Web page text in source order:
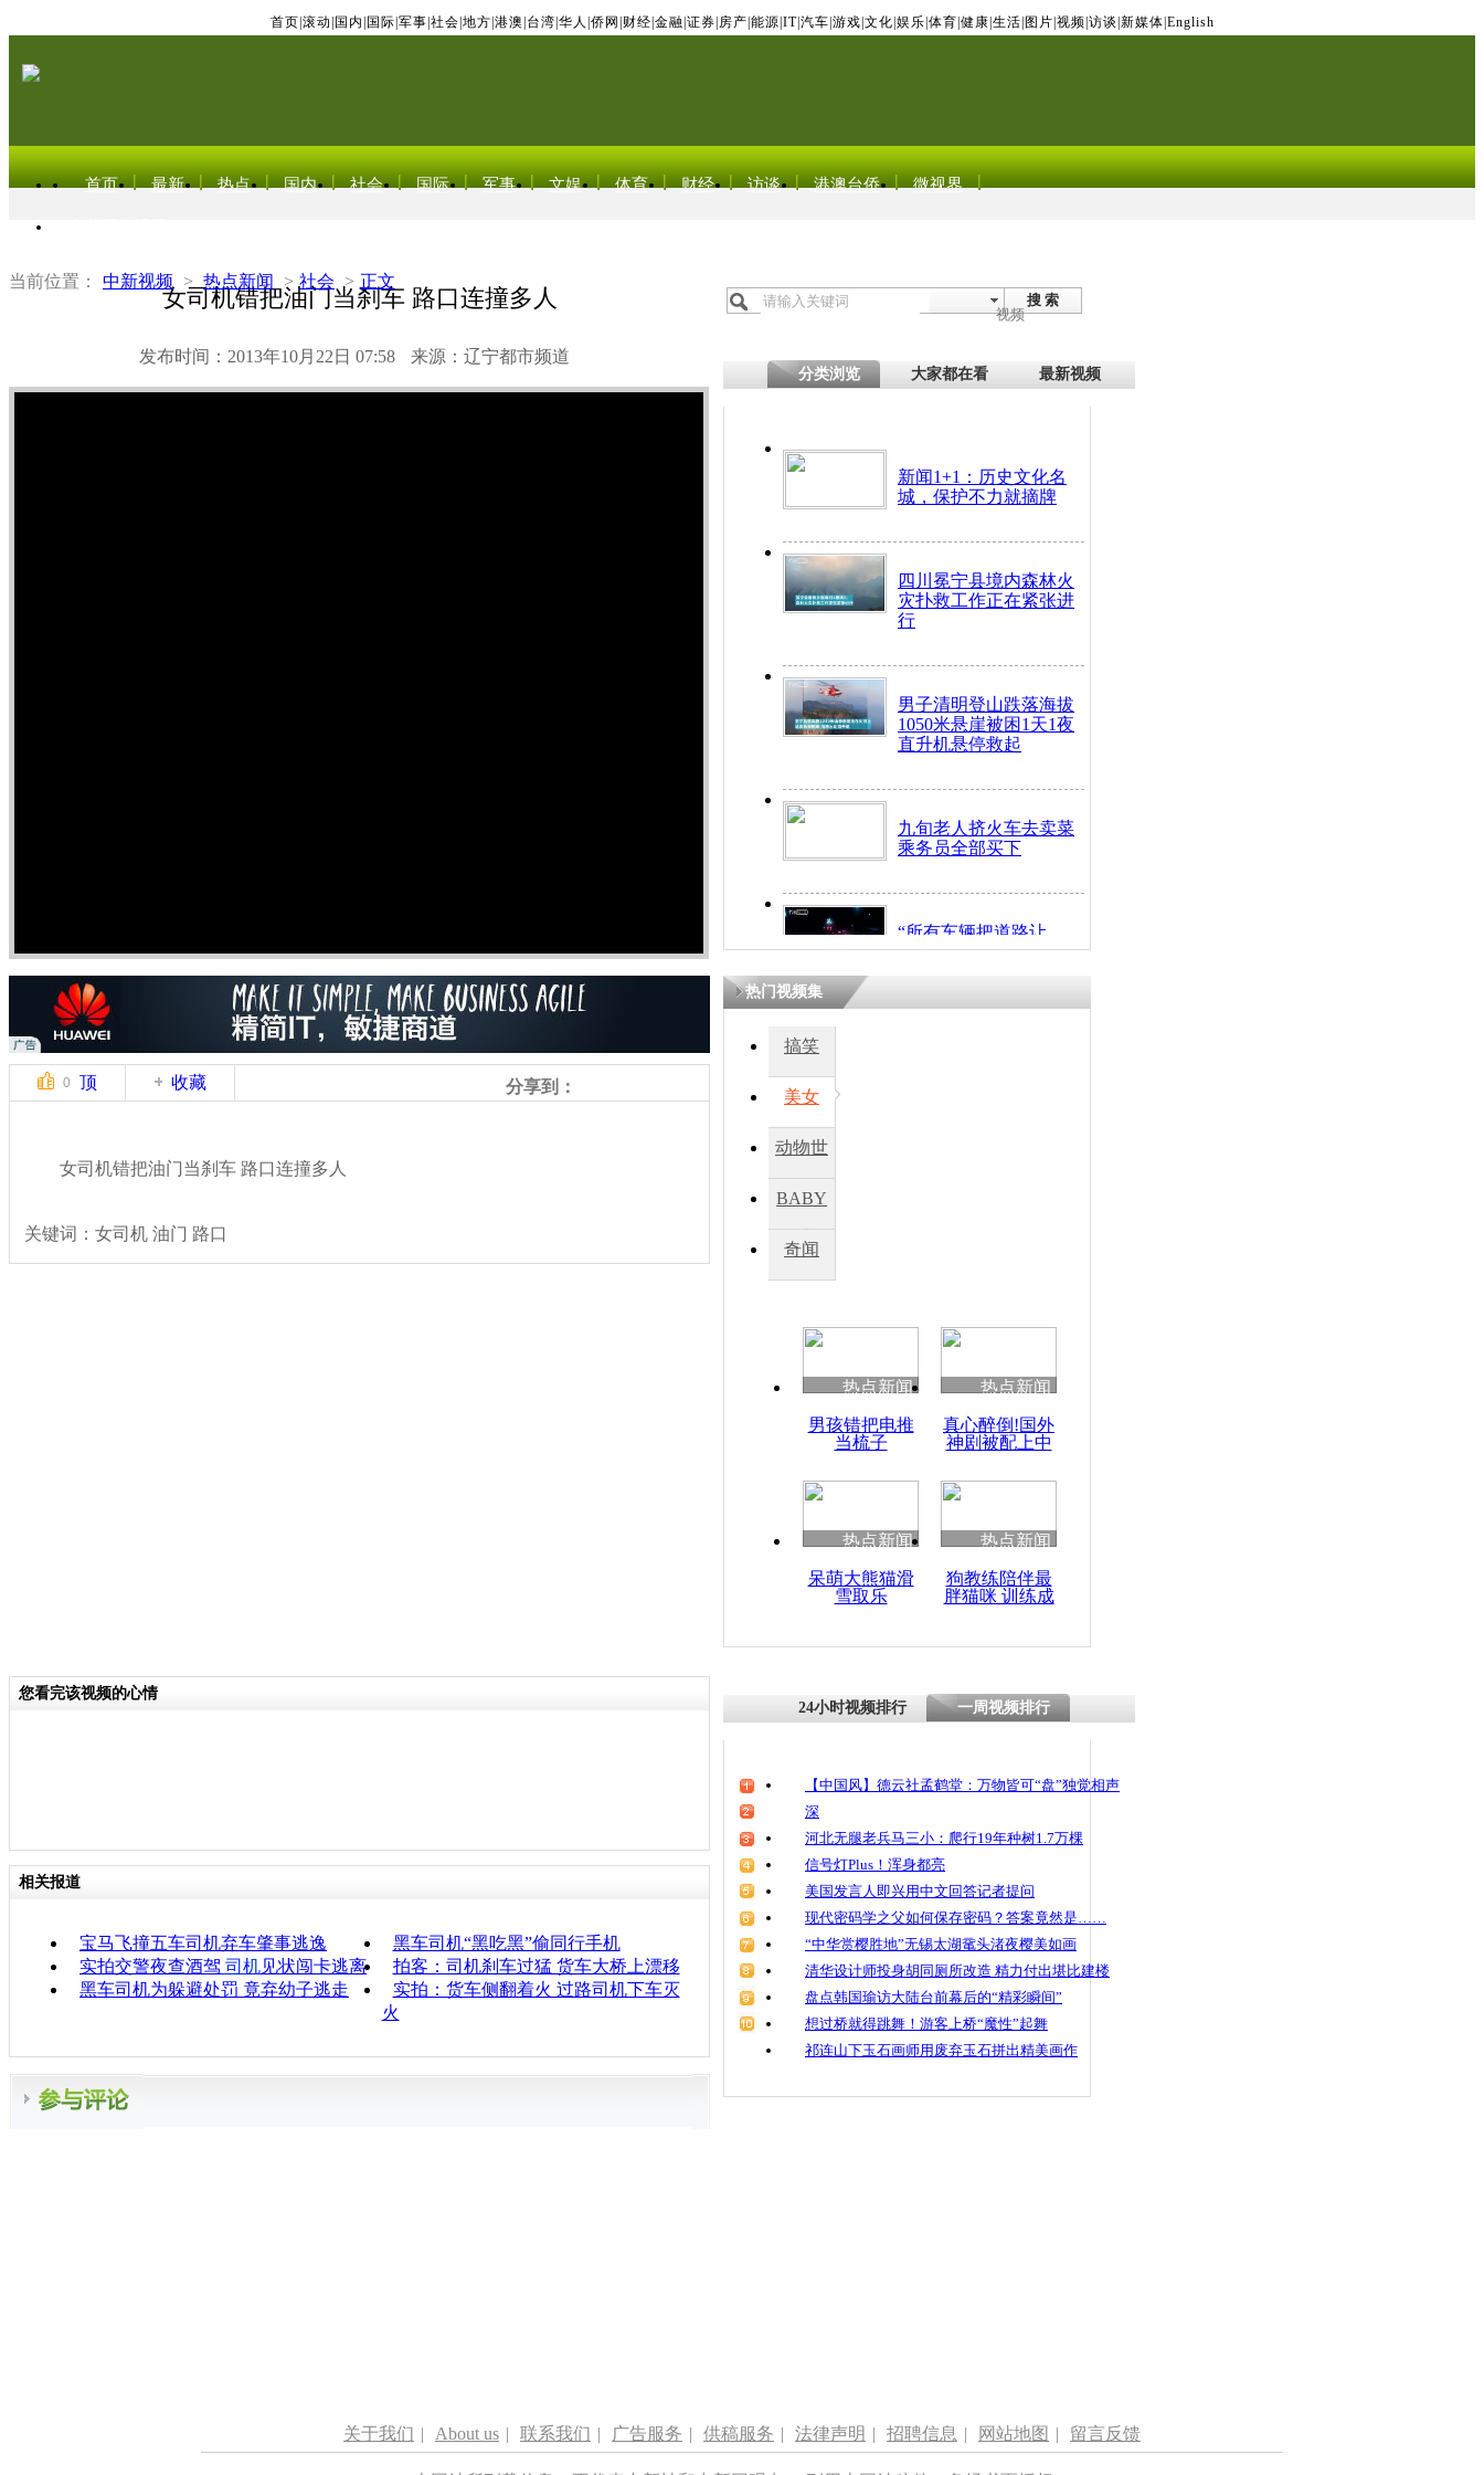
首页 滚动 国内 国际 军事 社会 地方 港澳 台湾 华人 侨网 财经 金融 证券 房产 能源 IT| 汽车 游戏 文化 娱乐 体育 健康 生活 图片 视频 访谈 新媒体 English
首页 最新 热点 国内 社会 国际 军事 文娱 体育 财经 访谈 港澳台侨 微视界
当前位置： 中新视频 > 热点新闻 > 社会 > 正文
女司机错把油门当刹车 路口连撞多人
发布时间：2013年10月22日 07:58 来源：辽宁都市频道
搜 索
视频
分类浏览 大家都在看 最新视频
新闻1+1：历史文化名
城，保护不力就摘牌
四川冕宁县境内森林火
灾扑救工作正在紧张进
行
男子清明登山跌落海拔
1050米悬崖被困1天1夜
直升机悬停救起
九旬老人挤火车去卖菜
乘务员全部买下
“所有车辆把道路让
开！”儿童突发疾病交
因
度苗族花山节
魂
0 顶 收藏 分享到：
女司机错把油门当刹车 路口连撞多人
关键词：女司机 油门 路口
热门视频集
搞笑
美女
动物世
BABY
秀
奇闻
热点新闻
男孩错把电推
当梳子
热点新闻
真心醉倒!国外
神剧被配上中
热点新闻
呆萌大熊猫滑
雪取乐
热点新闻
狗教练陪伴最
胖猫咪 训练成
您看完该视频的心情
相关报道
宝马飞撞五车司机弃车肇事逃逸
黑车司机“黑吃黑”偷同行手机
实拍交警夜查酒驾 司机见状闯卡逃离
拍客：司机刹车过猛 货车大桥上漂移
黑车司机为躲避处罚 竟弃幼子逃走
实拍：货车侧翻着火 过路司机下车灭
火
24小时视频排行 一周视频排行
【中国风】德云社孟鹤堂：万物皆可“盘”独觉相声
深
河北无腿老兵马三小：爬行19年种树1.7万棵
信号灯Plus！浑身都亮
美国发言人即兴用中文回答记者提问
现代密码学之父如何保存密码？答案竟然是……
“中华赏樱胜地”无锡太湖鼋头渚夜樱美如画
清华设计师投身胡同厕所改造 精力付出堪比建楼
盘点韩国瑜访大陆台前幕后的“精彩瞬间”
想过桥就得跳舞！游客上桥“魔性”起舞
祁连山下玉石画师用废弃玉石拼出精美画作
关于我们 | About us | 联系我们 | 广告服务 | 供稿服务 | 法律声明 | 招聘信息 | 网站地图 | 留言反馈